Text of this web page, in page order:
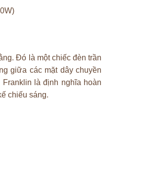
Đó là một chiếc đèn trần
giữa các mặt dây chuyền
là định nghĩa hoàn
chiếu sáng.